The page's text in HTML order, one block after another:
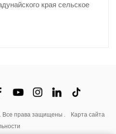
края сельское
половины земель страны
и такие культуры,
фермы становятся
точными и
теми же
Все права защищены .
Карта сайта